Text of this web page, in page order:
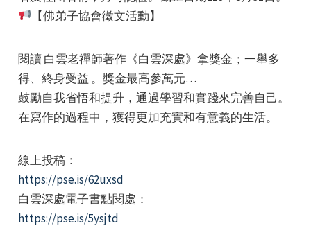
【佛弟子協會徵文活動】
閱讀 白雲老禪師著作《白雲深處》拿獎金；一舉多
得、終身受益 。獎金最高參萬元…
鼓勵自我省悟和提升，通過學習和實踐來完善自己。
在寫作的過程中，獲得更加充實和有意義的生活。
線上投稿：
https://pse.is/62uxsd
白雲深處電子書點閱處：
https://pse.is/5ysjtd